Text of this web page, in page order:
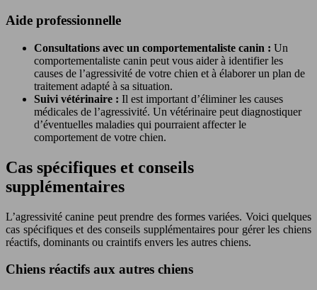
Aide professionnelle
Consultations avec un comportementaliste canin : Un
comportementaliste canin peut vous aider à identifier les
causes de l’agressivité de votre chien et à élaborer un plan de
traitement adapté à sa situation.
Suivi vétérinaire : Il est important d’éliminer les causes
médicales de l’agressivité. Un vétérinaire peut diagnostiquer
d’éventuelles maladies qui pourraient affecter le
comportement de votre chien.
Cas spécifiques et conseils
supplémentaires
L’agressivité canine peut prendre des formes variées. Voici quelques
cas spécifiques et des conseils supplémentaires pour gérer les chiens
réactifs, dominants ou craintifs envers les autres chiens.
Chiens réactifs aux autres chiens